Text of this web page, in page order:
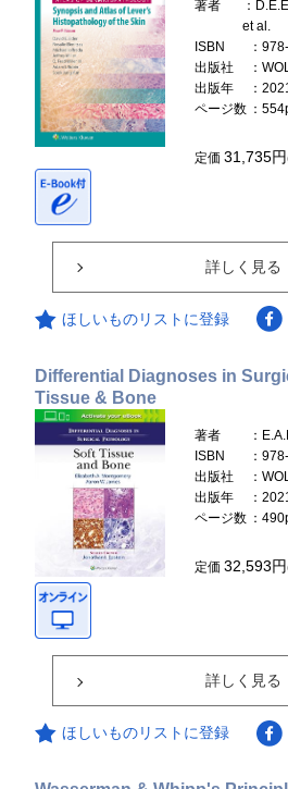
著者
：
et al.
ISBN
：
出版社
：
出版年
：
ページ数 ：
定価31,735円
詳しく見る
ほしいものリストに登録
Differential Diagnoses in
Tissue & Bone
著者
：
ISBN
：
出版社
：
出版年
：
ページ数 ：
定価32,593円
詳しく見る
ほしいものリストに登録